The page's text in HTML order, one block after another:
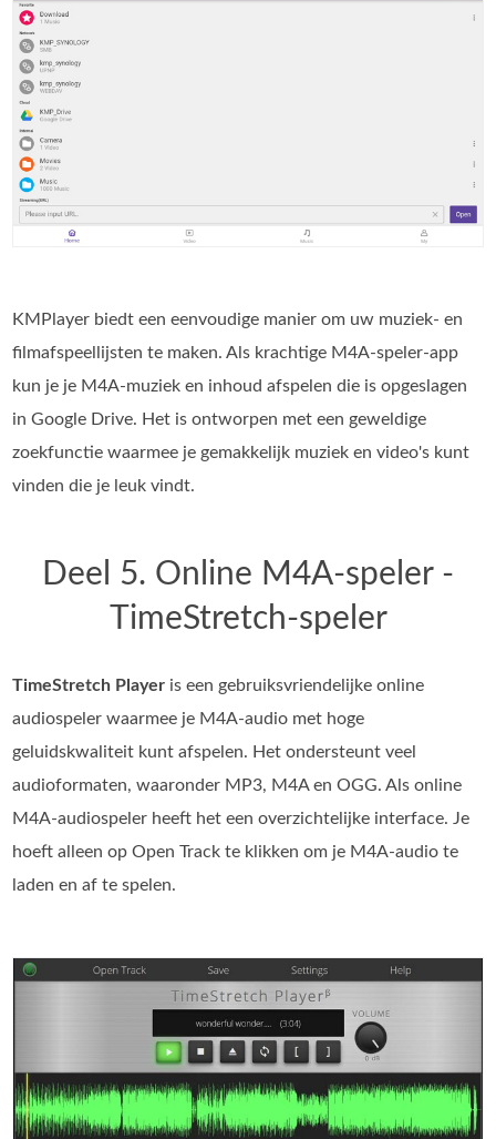
KMPlayer biedt een eenvoudige manier om uw muziek- en
filmafspeellijsten te maken. Als krachtige M4A-speler-app
kun je je M4A-muziek en inhoud afspelen die is opgeslagen
in Google Drive. Het is ontworpen met een geweldige
zoekfunctie waarmee je gemakkelijk muziek en video's kunt
vinden die je leuk vindt.
Deel 5. Online M4A-speler -
TimeStretch-speler
TimeStretch Player is een gebruiksvriendelijke online
audiospeler waarmee je M4A-audio met hoge
geluidskwaliteit kunt afspelen. Het ondersteunt veel
audioformaten, waaronder MP3, M4A en OGG. Als online
M4A‑audiospeler heeft het een overzichtelijke interface. Je
hoeft alleen op Open Track te klikken om je M4A-audio te
laden en af te spelen.